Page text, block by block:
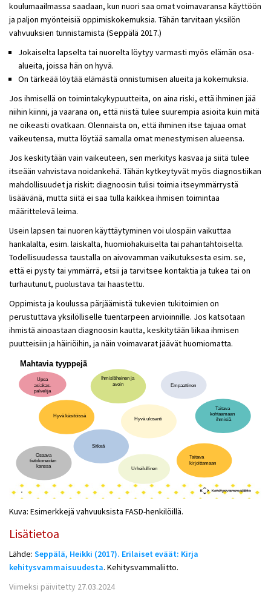
koulumaailmassa saadaan, kun nuori saa omat voimavaransa käyttöön
ja paljon myönteisiä oppimiskokemuksia. Tähän tarvitaan yksilön
vahvuuksien tunnistamista (Seppälä 2017.)
Jokaiselta lapselta tai nuorelta löytyy varmasti myös elämän osa-
alueita, joissa hän on hyvä.
On tärkeää löytää elämästä onnistumisen alueita ja kokemuksia.
Jos ihmisellä on toimintakykypuutteita, on aina riski, että ihminen jää
niihin kiinni, ja vaarana on, että niistä tulee suurempia asioita kuin mitä
ne oikeasti ovatkaan. Olennaista on, että ihminen itse tajuaa omat
vaikeutensa, mutta löytää samalla omat menestymisen alueensa.
Jos keskitytään vain vaikeuteen, sen merkitys kasvaa ja siitä tulee
itseään vahvistava noidankehä. Tähän kytkeytyvät myös diagnostiikan
mahdollisuudet ja riskit: diagnoosin tulisi toimia itseymmärrystä
lisäävänä, mutta siitä ei saa tulla kaikkea ihmisen toimintaa
määrittelevä leima.
Usein lapsen tai nuoren käyttäytyminen voi ulospäin vaikuttaa
hankalalta, esim. laiskalta, huomiohakuiselta tai pahantahtoiselta.
Todellisuudessa taustalla on aivovamman vaikutuksesta esim. se,
että ei pysty tai ymmärrä, etsii ja tarvitsee kontaktia ja tukea tai on
turhautunut, puolustava tai haastettu.
Oppimista ja koulussa pärjäämistä tukevien tukitoimien on
perustuttava yksilölliselle tuentarpeen arvioinnille. Jos katsotaan
ihmistä ainoastaan diagnoosin kautta, keskitytään liikaa ihmisen
puutteisiin ja häiriöihin, ja näin voimavarat jäävät huomiomatta.
Kuva: Esimerkkejä vahvuuksista FASD-henkilöillä.
Lisätietoa
Lähde: Seppälä, Heikki (2017). Erilaiset eväät: Kirja
kehitysvammaisuudesta. Kehitysvammaliitto.
Viimeksi päivitetty 27.03.2024